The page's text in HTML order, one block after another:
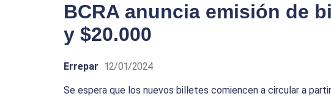
BCRA anuncia emisión de
y $20.000
Errepar 12/01/2024
Se espera que los nuevos billetes comiencen a circular a